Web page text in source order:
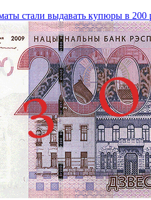
стали выдавать купюры в 200